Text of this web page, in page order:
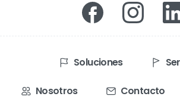
Soluciones
Nosotros Contacto